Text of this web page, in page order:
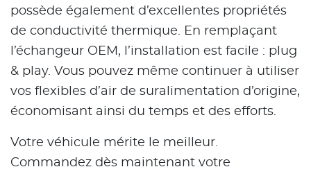
possède également d’excellentes propriétés
de conductivité thermique. En remplaçant
l’échangeur OEM, l’installation est facile : plug
& play. Vous pouvez même continuer à utiliser
vos flexibles d’air de suralimentation d’origine,
économisant ainsi du temps et des efforts.
Votre véhicule mérite le meilleur.
Commandez dès maintenant votre